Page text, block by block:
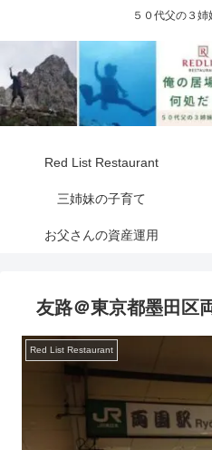
５０代父の３
Red List Restaurant
三姉妹の子育て
お父さんの資産運用
友路＠東京都墨田区
Red List Restaurant